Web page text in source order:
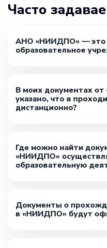
Часто
АНО «НИИДПО» — это
образовательное
В моих документах
указано, что я
дистанционно?
Где можно найти
«НИИДПО»
образовательную
Документы о
в «НИИДПО» будут